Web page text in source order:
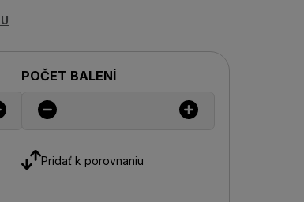
POČET BALENÍ
Pridať k porovnaniu